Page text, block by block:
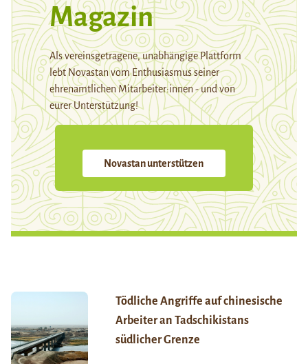
Magazin
Als vereinsgetragene, unabhängige Plattform
lebt Novastan vom Enthusiasmus seiner
ehrenamtlichen Mitarbeiter:innen - und von
eurer Unterstützung!
Novastan unterstützen
Tödliche Angriffe auf chinesische
Arbeiter an Tadschikistans
südlicher Grenze